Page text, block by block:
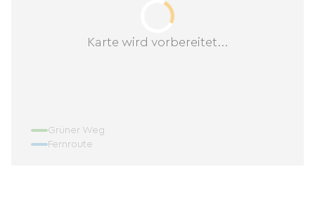
Karte wird vorbereitet...
Grüner Weg
Fernroute